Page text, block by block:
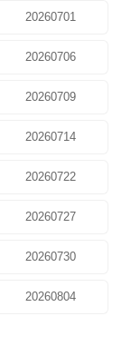
20260701
20260706
20260709
20260714
20260722
20260727
20260730
20260804